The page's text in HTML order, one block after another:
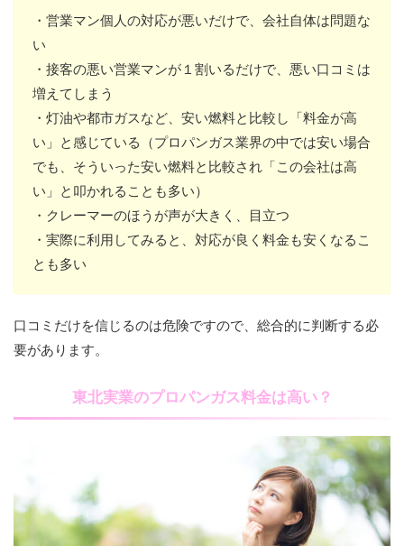
・営業マン個人の対応が悪いだけで、会社自体は問題な
い
・接客の悪い営業マンが１割いるだけで、悪い口コミは
増えてしまう
・灯油や都市ガスなど、安い燃料と比較し「料金が高
い」と感じている（プロパンガス業界の中では安い場合
でも、そういった安い燃料と比較され「この会社は高
い」と叩かれることも多い）
・クレーマーのほうが声が大きく、目立つ
・実際に利用してみると、対応が良く料金も安くなるこ
とも多い
口コミだけを信じるのは危険ですので、総合的に判断する必
要があります。
東北実業のプロパンガス料金は高い？